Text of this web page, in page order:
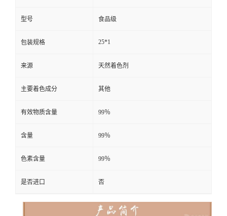
型号 食品级
包装规格 25*1
来源 天然着色剂
主要着色成分 其他
有效物质含量 99％
含量 99％
色素含量 99％
是否进口 否